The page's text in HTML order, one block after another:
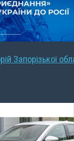
Запорізької